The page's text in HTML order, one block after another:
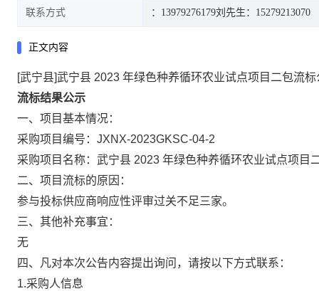
联系方式 ：13979276179刘先生：15279213070
正文内容
[武宁县]武宁县 2023 年绿色种养循环农业试点项目二包流标
流标结果公示
一、项目基本情况：
采购项目编号：JXNX-2023GKSC-04-2
采购项目名称：武宁县 2023 年绿色种养循环农业试点项目
二、项目流标的原因：
参与投标供应商响应性评审过关不足三家。
三、其他补充事宜：
无
四、凡对本次公告内容提出询问，请按以下方式联系：
1.采购人信息